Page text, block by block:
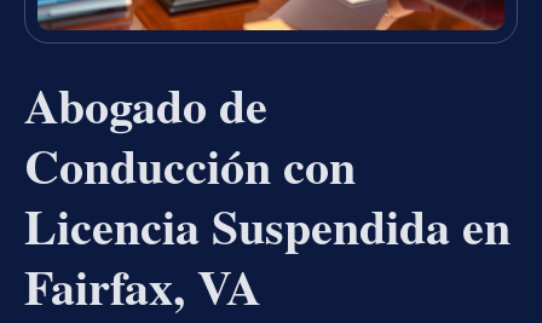
Abogado de
Conducción con
Licencia Suspendida en
Fairfax, VA